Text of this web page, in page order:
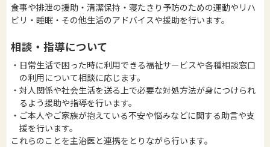
食事や排泄の援助・清潔保持・寝たきり予防のための運動やリハ
ビリ・睡眠・その他生活のアドバイスや援助を行います。
相談・指導について
・日常生活で困った時に利用できる福祉サービスや各種相談窓口
の利用について相談に応じます。
・対人関係や社会生活を送る上で必要な対処方法が身につけられ
るよう援助や指導を行います。
・ご本人やご家族が抱えている不安や悩みなどに関する助言や支
援を行います。
これらのことを主治医と連携をとりながら行います。